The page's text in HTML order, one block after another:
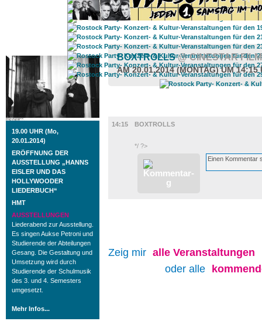
ROSTOCK TAGESTIPP
19.00 UHR (Mo,
20.01.2014)
ERÖFFNUNG DER
AUSSTELLUNG „HANNS
EISLER UND DAS
HOLLYWOODER
LIEDERBUCH“
HMT
AUSSTELLUNGEN
Liederabend zur Ausstellung.
Es singen Aukse Petroni und
Studierende der Abteilungen
Gesang. Die Gestaltung und
Umsetzung wird durch
Studierende der Schulmusik
des 3. und 4. Semesters
umgesetzt.
Mehr Infos...
BOXTROLLS@ CINESTAR
AM 20.01.2014 (MONTAG) UM 14:15
14:15
BOXTROLLS
*/ ?>
Zeig mir alle Veranstaltungen
oder alle